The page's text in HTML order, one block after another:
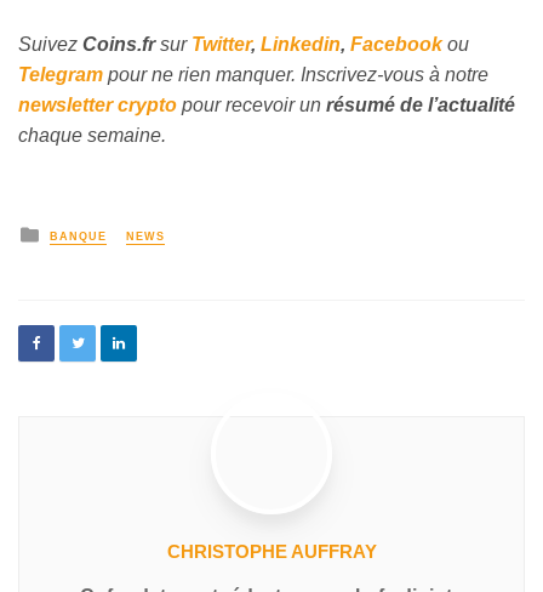
Suivez Coins.frsur Twitter, Linkedin, Facebookou
Telegram pour ne rien manquer. Inscrivez-vous à notre
newsletter crypto pour recevoir un résumé de l’actualité
chaque semaine.
BANQUE NEWS
CHRISTOPHE AUFFRAY